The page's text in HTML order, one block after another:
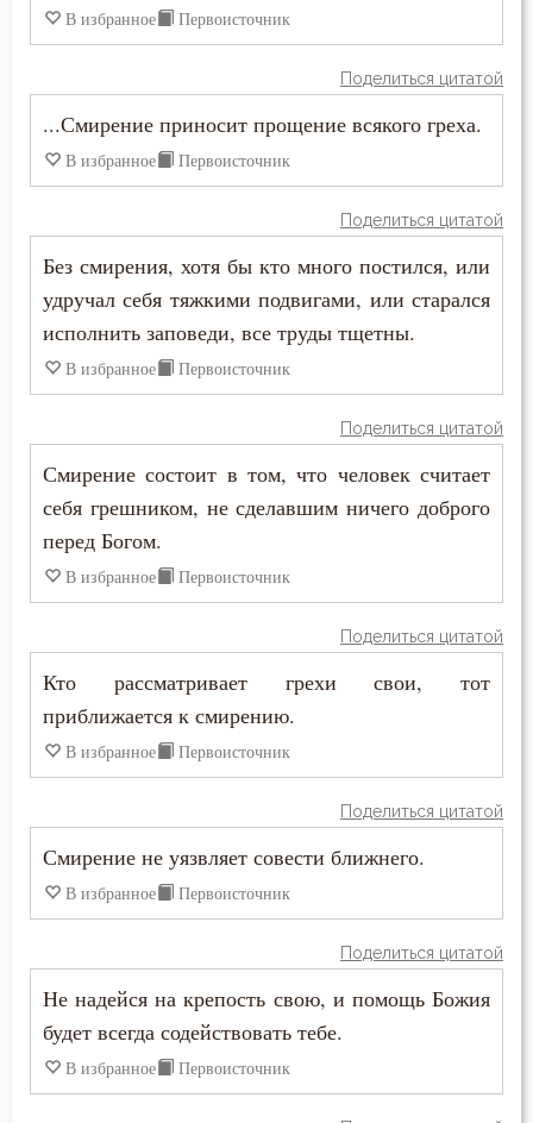
Ведение
Вера
Воздаяние
Воля
Воля Божия
Воскресение
Глаза
Гордость
Деньги
Душа
Ересь
Жестокость
Иларион Оптинский (Пономарёв)
Иоанн Златоуст
Иоанн Лествичник
Исаак Сирин Ниневийский
Исидор Пелусиот
Исихий Иерусалимский
Иустин (Попович)
Киприан Карфагенский
Лев Оптинский (Наголкин)
Макарий Оптинский (Иванов)
Максим Исповедник
Нектарий Оптинский (Тихонов)
Никон Оптинский (Беляев)
Нил Синайский
В избранное Первоисточник
Поделиться цитатой
...Смирение приносит прощение всякого греха.
В избранное Первоисточник
Поделиться цитатой
Без смирения, хотя бы кто много постился, или
удручал себя тяжкими подвигами, или старался
исполнить заповеди, все труды тщетны.
В избранное Первоисточник
Поделиться цитатой
Смирение состоит в том, что человек считает
себя грешником, не сделавшим ничего доброго
перед Богом.
В избранное Первоисточник
Поделиться цитатой
Кто рассматривает грехи свои, тот
приближается к смирению.
В избранное Первоисточник
Поделиться цитатой
Смирение не уязвляет совести ближнего.
В избранное Первоисточник
Поделиться цитатой
Не надейся на крепость свою, и помощь Божия
будет всегда содействовать тебе.
В избранное Первоисточник